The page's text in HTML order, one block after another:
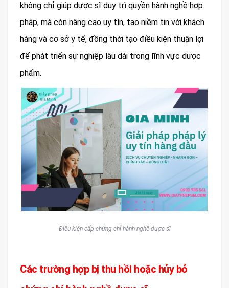
không chỉ giúp dược sĩ duy trì quyền hành nghề hợp
pháp, mà còn nâng cao uy tín, tạo niềm tin với khách
hàng và cơ sở y tế, đồng thời tạo điều kiện thuận lợi
để phát triển sự nghiệp lâu dài trong lĩnh vực dược
phẩm.
Điều kiện cấp chứng chỉ hành nghề dược sĩ
Các trường hợp bị thu hồi hoặc hủy bỏ